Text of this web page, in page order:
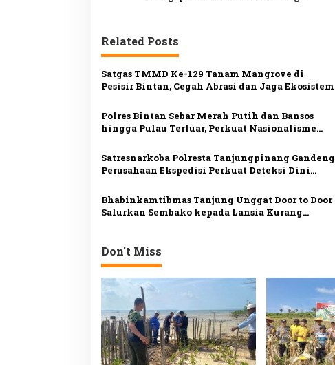
i
g
a
s
i
p
o
s
Related Posts
Satgas TMMD Ke-129 Tanam Mangrove di
Pesisir Bintan, Cegah Abrasi dan Jaga Ekosistem
Polres Bintan Sebar Merah Putih dan Bansos
hingga Pulau Terluar, Perkuat Nasionalisme
Satresnarkoba Polresta Tanjungpinang Gandeng
Perusahaan Ekspedisi Perkuat Deteksi Dini
Bhabinkamtibmas Tanjung Unggat Door to Door
Salurkan Sembako kepada Lansia Kurang
Don't Miss